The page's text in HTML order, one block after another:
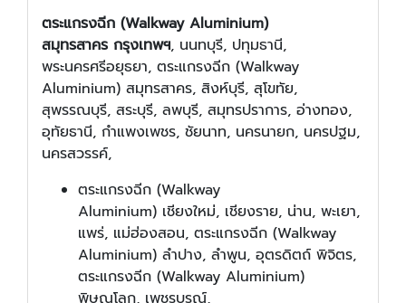
ตระแกรงฉีก (Walkway Aluminium)
สมุทรสาคร กรุงเทพฯ, นนทบุรี, ปทุมธานี,
พระนครศรีอยุธยา, ตระแกรงฉีก (Walkway
Aluminium) สมุทรสาคร, สิงห์บุรี, สุโขทัย,
สุพรรณบุรี, สระบุรี, ลพบุรี, สมุทรปราการ, อ่างทอง,
อุทัยธานี, กำแพงเพชร, ชัยนาท, นครนายก, นครปฐม,
นครสวรรค์,
ตระแกรงฉีก (Walkway
Aluminium) เชียงใหม่, เชียงราย, น่าน, พะเยา,
แพร่, แม่ฮ่องสอน, ตระแกรงฉีก (Walkway
Aluminium) ลำปาง, ลำพูน, อุตรดิตถ์ พิจิตร,
ตระแกรงฉีก (Walkway Aluminium)